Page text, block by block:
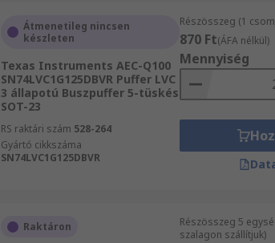
Átmenetileg nincsen
készleten
Texas Instruments AEC-Q100
SN74LVC1G125DBVR Puffer LVC
3 állapotú Buszpuffer 5-tüskés
SOT-23
RS raktári szám 528-264
Gyártó cikkszáma
SN74LVC1G125DBVR
Részösszeg (1
870 Ft(ÁFA nélkül)
Mennyiség
Raktáron
Részösszeg 5
szalagon szállítjuk)